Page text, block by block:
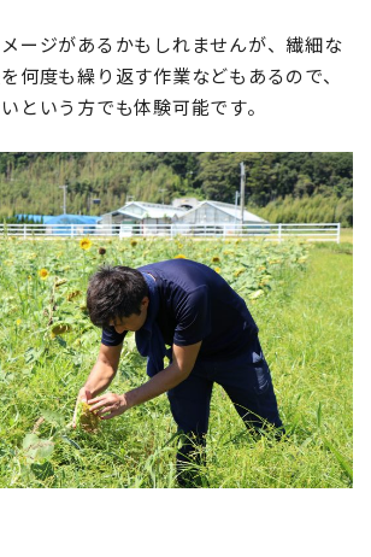
ージがあるかもしれませんが、繊細な
何度も繰り返す作業などもあるので、
という方でも体験可能です。